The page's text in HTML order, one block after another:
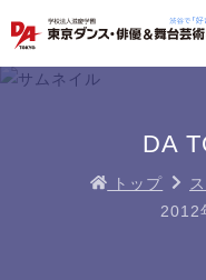
学科・専攻
DA
トップ
2012